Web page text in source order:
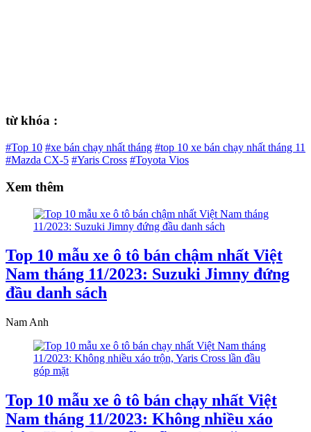
từ khóa :
#Top 10 #xe bán chạy nhất tháng #top 10 xe bán chạy nhất tháng 11
#Mazda CX-5 #Yaris Cross #Toyota Vios
Xem thêm
Top 10 mẫu xe ô tô bán chậm nhất Việt
Nam tháng 11/2023: Suzuki Jimny đứng
đầu danh sách
Nam Anh
Top 10 mẫu xe ô tô bán chạy nhất Việt
Nam tháng 11/2023: Không nhiều xáo